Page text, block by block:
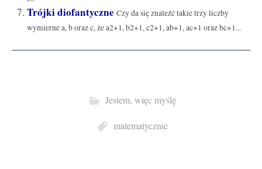
Trójki diofantyczne Czy da się znaleźć takie trzy liczby
wymierne a, b oraz c, że a2+1, b2+1, c2+1, ab+1, ac+1 oraz bc+1...
Jestem, więc myślę
matematycznie